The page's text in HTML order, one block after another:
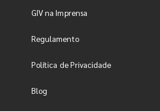
GIV na Imprensa
Regulamento
Política de Privacidade
Blog